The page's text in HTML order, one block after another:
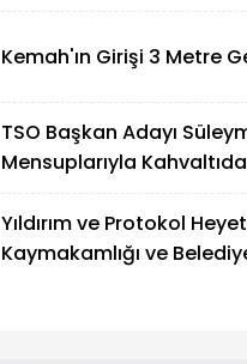
Kemah'ın Girişi 3 Metre
TSO Başkan Adayı
Mensuplarıyla
Yıldırım ve Protokol
Kaymakamlığı ve